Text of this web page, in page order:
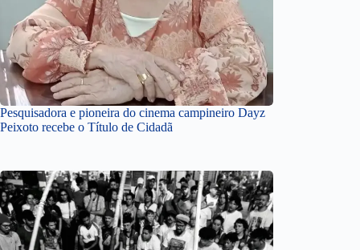
Pesquisadora e pioneira do cinema campineiro Dayz
Peixoto recebe o Título de Cidadã